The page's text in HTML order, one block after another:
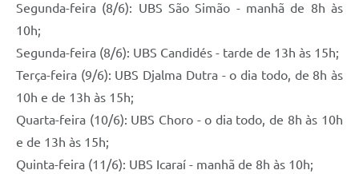
Segunda-feira (8/6): UBS São Simão - manhã de 8h às
10h;
Segunda-feira (8/6): UBS Candidés - tarde de 13h às 15h;
Terça-feira (9/6): UBS Djalma Dutra - o dia todo, de 8h às
10h e de 13h às 15h;
Quarta-feira (10/6): UBS Choro - o dia todo, de 8h às 10h
e de 13h às 15h;
Quinta-feira (11/6): UBS Icaraí - manhã de 8h às 10h;